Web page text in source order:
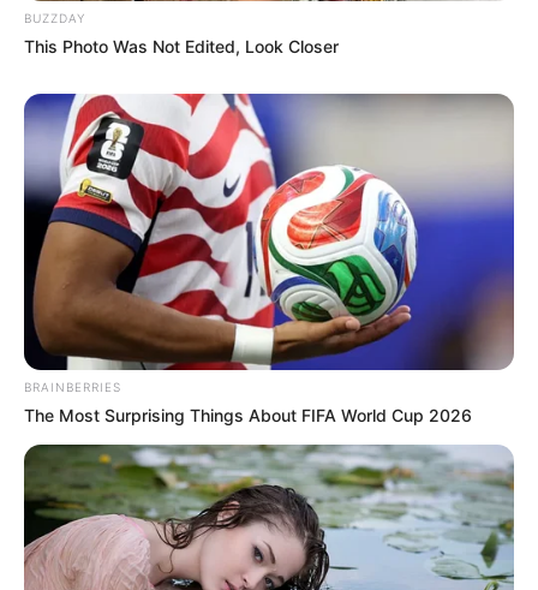
Cómo Usar:
Mezcla una pequeña cantidad de Vaselina con
unas gotas de jugo de limón fresco.
Aplica la mezcla en las áreas donde quieras
reducir las manchas oscuras o aclarar tu piel,
BUZZDAY
This Photo Was Not Edited, Look Closer
BRAINBERRIES
The Most Surprising Things About FIFA World Cup 2026